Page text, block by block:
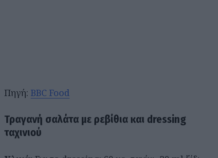
Πηγή: BBC Food
Τραγανή σαλάτα με ρεβίθια και dressing
ταχινιού